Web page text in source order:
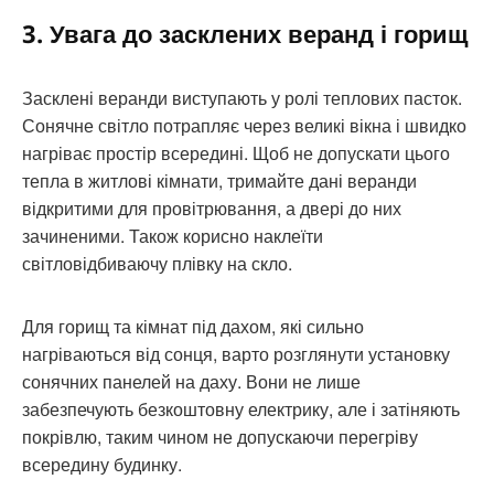
3. Увага до засклених веранд і горищ
Засклені веранди виступають у ролі теплових пасток.
Сонячне світло потрапляє через великі вікна і швидко
нагріває простір всередині. Щоб не допускати цього
тепла в житлові кімнати, тримайте дані веранди
відкритими для провітрювання, а двері до них
зачиненими. Також корисно наклеїти
світловідбиваючу плівку на скло.
Для горищ та кімнат під дахом, які сильно
нагріваються від сонця, варто розглянути установку
сонячних панелей на даху. Вони не лише
забезпечують безкоштовну електрику, але і затіняють
покрівлю, таким чином не допускаючи перегріву
всередину будинку.